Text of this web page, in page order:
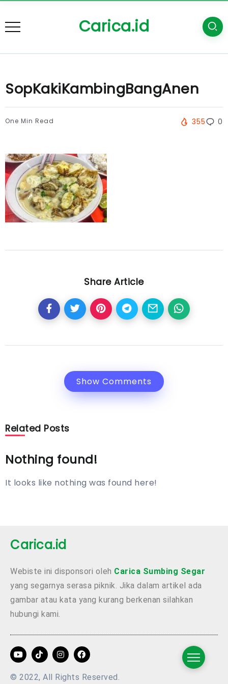
Carica.id
SopKakiKambingBangAnen
One Min Read 355 0
Share Article
Show Comments
Related Posts
Nothing found!
It looks like nothing was found here!
Carica.id
Webiste ini disponsori oleh Carica Sumbing Segar
yang segarnya serasa piknik. Jika dalam artikel ada
gambar atau kata yang kurang berkenan silahkan
hubungi kami.
© 2022, All Rights Reserved.